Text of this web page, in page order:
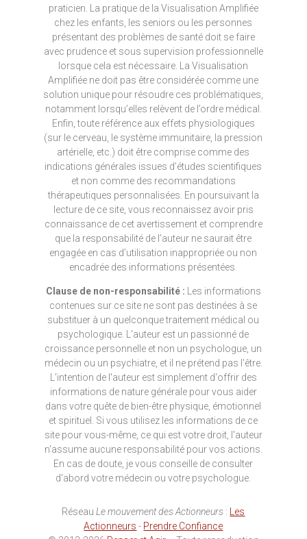
praticien. La pratique de la Visualisation Amplifiée
chez les enfants, les seniors ou les personnes
présentant des problèmes de santé doit se faire
avec prudence et sous supervision professionnelle
lorsque cela est nécessaire. La Visualisation
Amplifiée ne doit pas être considérée comme une
solution unique pour résoudre ces problématiques,
notamment lorsqu’elles relèvent de l’ordre médical.
Enfin, toute référence aux effets physiologiques
(sur le cerveau, le système immunitaire, la pression
artérielle, etc.) doit être comprise comme des
indications générales issues d’études scientifiques
et non comme des recommandations
thérapeutiques personnalisées. En poursuivant la
lecture de ce site, vous reconnaissez avoir pris
connaissance de cet avertissement et comprendre
que la responsabilité de l’auteur ne saurait être
engagée en cas d’utilisation inappropriée ou non
encadrée des informations présentées.
Clause de non-responsabilité : Les informations
contenues sur ce site ne sont pas destinées à se
substituer à un quelconque traitement médical ou
psychologique. L'auteur est un passionné de
croissance personnelle et non un psychologue, un
médecin ou un psychiatre, et il ne prétend pas l'être.
L'intention de l'auteur est simplement d'offrir des
informations de nature générale pour vous aider
dans votre quête de bien-être physique, émotionnel
et spirituel. Si vous utilisez les informations de ce
site pour vous-même, ce qui est votre droit, l'auteur
n'assume aucune responsabilité pour vos actions.
En cas de doute, je vous conseille de consulter
d'abord votre médecin ou votre psychologue.
RéseauLe mouvement des Actionneurs :
Les
Actionneurs - Prendre Confiance